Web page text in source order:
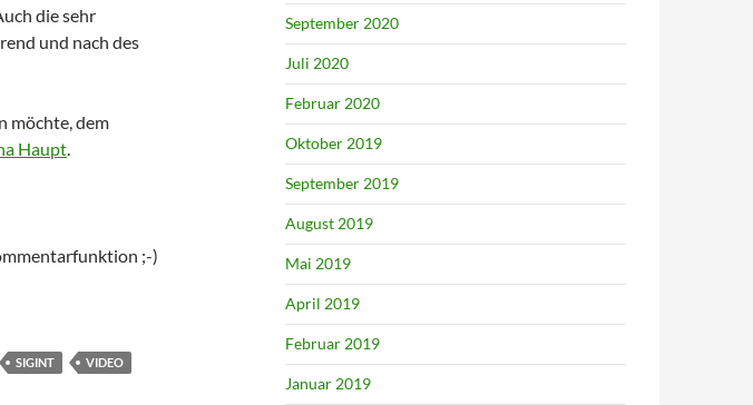
die sehr
und nach des
möchte, dem
Haupt.
;-)
SIGINT
VIDEO
September 2020
Juli 2020
Februar 2020
Oktober 2019
September 2019
August 2019
Mai 2019
April 2019
Februar 2019
Januar 2019